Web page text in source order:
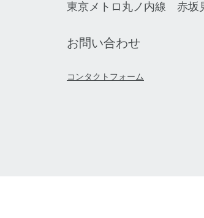
東京メトロ丸ノ内線 赤坂
お問い合わせ
コンタクトフォーム